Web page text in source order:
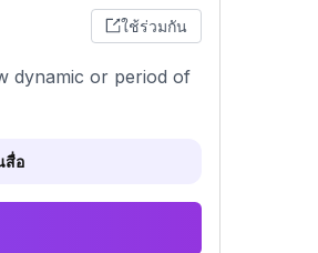
ใช้ร่วมกัน
dynamic or period of
สื่อ